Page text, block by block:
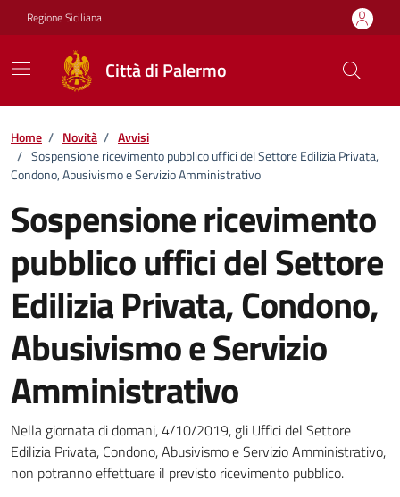
Vai ai contenuti
Vai al footer
Regione Siciliana
Città di Palermo
Home / Novità / Avvisi
/ Sospensione ricevimento pubblico uffici del Settore Edilizia Privata,
Condono, Abusivismo e Servizio Amministrativo
Sospensione ricevimento
pubblico uffici del Settore
Edilizia Privata, Condono,
Abusivismo e Servizio
Amministrativo
Dettagli della notizia
Nella giornata di domani, 4/10/2019, gli Uffici del Settore
Edilizia Privata, Condono, Abusivismo e Servizio Amministrativo,
non potranno effettuare il previsto ricevimento pubblico.